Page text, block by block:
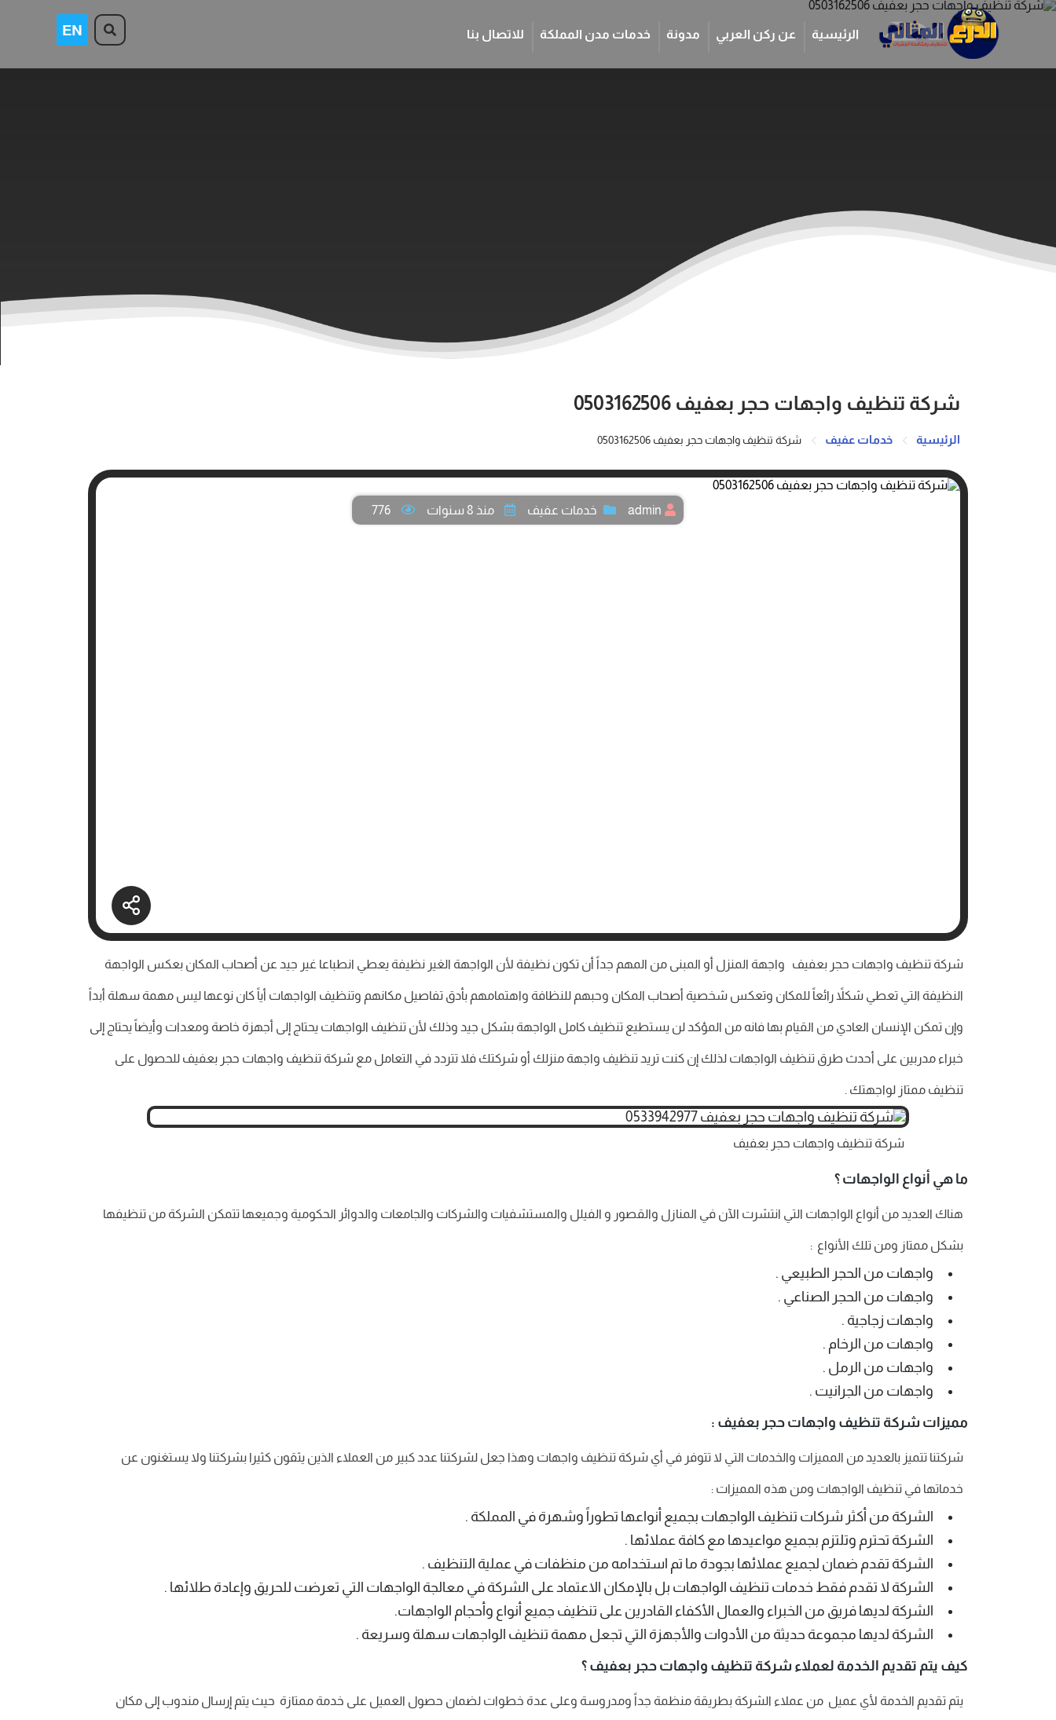
الرئيسية عن ركن العربي مدونة خدمات مدن المملكة للاتصال بنا
شركة تنظيف واجهات حجر بعفيف 0503162506
الرئيسية خدمات عفيف شركة تنظيف واجهات حجر بعفيف 0503162506
admin خدمات عفيف منذ 8 سنوات
شركة تنظيف واجهات حجر بعفيف واجهة المنزل أو المبنى من المهم جداً أن تكون نظيفة لأن الواجهة الغير نظيفة يعطي انطباعا غير جيد عن أصحاب المكان بعكس الواجهة
النظيفة التي تعطي شكلاً رائعاً للمكان وتعكس شخصية أصحاب المكان وحبهم للنظافة واهتمامهم بأدق تفاصيل مكانهم وتنظيف الواجهات أياً كان نوعها ليس مهمة سهلة أبداً
وإن تمكن الإنسان العادي من القيام بها فانه من المؤكد لن يستطيع تنظيف كامل الواجهة بشكل جيد وذلك لأن تنظيف الواجهات يحتاج إلى أجهزة خاصة ومعدات وأيضاً يحتاج إلى
خبراء مدربين على أحدث طرق تنظيف الواجهات لذلك إن كنت تريد تنظيف واجهة منزلك أو شركتك فلا تتردد في التعامل مع شركة تنظيف واجهات حجر بعفيف للحصول على
تنظيف ممتاز لواجهتك .
شركة تنظيف واجهات حجر بعفيف
ما هي أنواع الواجهات ؟
هناك العديد من أنواع الواجهات التي انتشرت الآن في المنازل والقصور و الفيلل والمستشفيات والشركات والجامعات والدوائر الحكومية وجميعها تتمكن الشركة من تنظيفها
بشكل ممتاز ومن تلك الأنواع :
واجهات من الحجر الطبيعي .
واجهات من الحجر الصناعي .
واجهات زجاجية .
واجهات من الرخام .
واجهات من الرمل .
واجهات من الجرانيت .
مميزات شركة تنظيف واجهات حجر بعفيف :
شركتنا تتميز بالعديد من المميزات والخدمات التي لا تتوفر في أي شركة تنظيف واجهات وهذا جعل لشركتنا عدد كبير من العملاء الذين يثقون كثيرا بشركتنا ولا يستغنون عن
خدماتها في تنظيف الواجهات ومن هذه المميزات :
الشركة من أكثر شركات تنظيف الواجهات بجميع أنواعها تطوراً وشهرة في المملكة .
الشركة تحترم وتلتزم بجميع مواعيدها مع كافة عملائها .
الشركة تقدم ضمان لجميع عملائها بجودة ما تم استخدامه من منظفات في عملية التنظيف .
الشركة لا تقدم فقط خدمات تنظيف الواجهات بل بالإمكان الاعتماد على الشركة في معالجة الواجهات التي تعرضت للحريق وإعادة طلائها .
الشركة لديها فريق من الخبراء والعمال الأكفاء القادرين على تنظيف جميع أنواع وأحجام الواجهات.
الشركة لديها مجموعة حديثة من الأدوات والأجهزة التي تجعل مهمة تنظيف الواجهات سهلة وسريعة .
كيف يتم تقديم الخدمة لعملاء شركة تنظيف واجهات حجر بعفيف ؟
يتم تقديم الخدمة لأي عميل من عملاء الشركة بطريقة منظمة جداً ومدروسة وعلى عدة خطوات لضمان حصول العميل على خدمة ممتازة حيث يتم إرسال مندوب إلى مكان